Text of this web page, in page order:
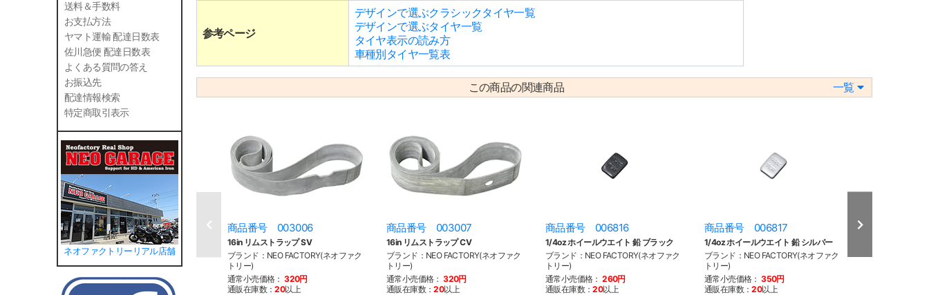
送料＆手数料
お支払方法
ヤマト運輸 配達日数表
佐川急便 配達日数表
よくある質問の答え
お振込先
配達情報検索
特定商取引表示
ネオファクトリーリアル店舗
参考ページ
デザインで選ぶクラシックタイヤ一覧
デザインで選ぶタイヤ一覧
タイヤ表示の読み方
車種別タイヤ一覧表
この商品の関連商品 一覧
商品番号 003006
16in リムストラップ SV
ブランド：NEO FACTORY(ネオファク
トリー)
通常小売価格： 320円
通販在庫数：20以上
商品番号 003007
16in リムストラップ CV
ブランド：NEO FACTORY(ネオファク
トリー)
通常小売価格： 320円
通販在庫数：20以上
商品番号 006816
1/4oz ホイールウエイト 鉛 ブラック
ブランド：NEO FACTORY(ネオファク
トリー)
通常小売価格： 260円
通販在庫数：20以上
商品番号 006817
1/4oz ホイールウエイト 鉛 シルバー
ブランド：NEO FACTORY(ネオファク
トリー)
通常小売価格： 350円
通販在庫数：20以上